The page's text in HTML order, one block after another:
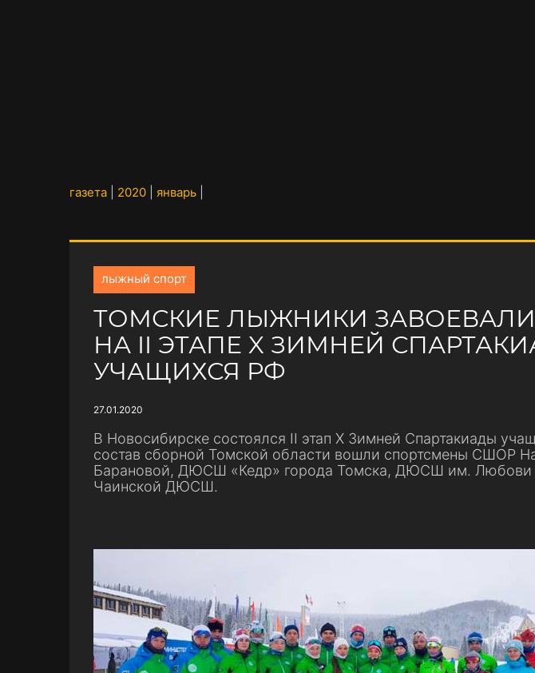
газета 2020 январь
лыжный спорт
ТОМСКИЕ ЛЫЖНИКИ
НА II ЭТАПЕ X ЗИМНЕЙ
УЧАЩИХСЯ РФ
27.01.2020
В Новосибирске состоялся II этап X Зимней Спартакиады
состав сборной Томской области вошли спортсмены СШОР
Барановой, ДЮСШ «Кедр» города Томска, ДЮСШ им. Любови
Чаинской ДЮСШ.